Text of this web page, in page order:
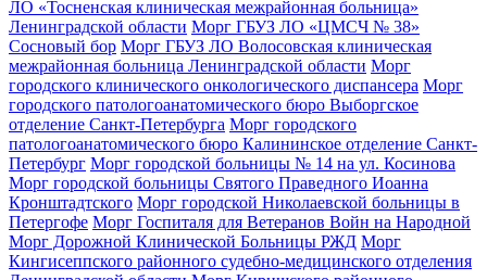
ЛО «Тосненская клиническая межрайонная больница»
Ленинградской области Морг ГБУЗ ЛО «ЦМСЧ № 38»
Сосновый бор Морг ГБУЗ ЛО Волосовская клиническая
межрайонная больница Ленинградской области Морг
городского клинического онкологического диспансера Морг
городского патологоанатомического бюро Выборгское
отделение Санкт-Петербурга Морг городского
патологоанатомического бюро Калининское отделение Санкт-
Петербург Морг городской больницы № 14 на ул. Косинова
Морг городской больницы Святого Праведного Иоанна
Кронштадтского Морг городской Николаевской больницы в
Петергофе Морг Госпиталя для Ветеранов Войн на Народной
Морг Дорожной Клинической Больницы РЖД Морг
Кингисеппского районного судебно-медицинского отделения